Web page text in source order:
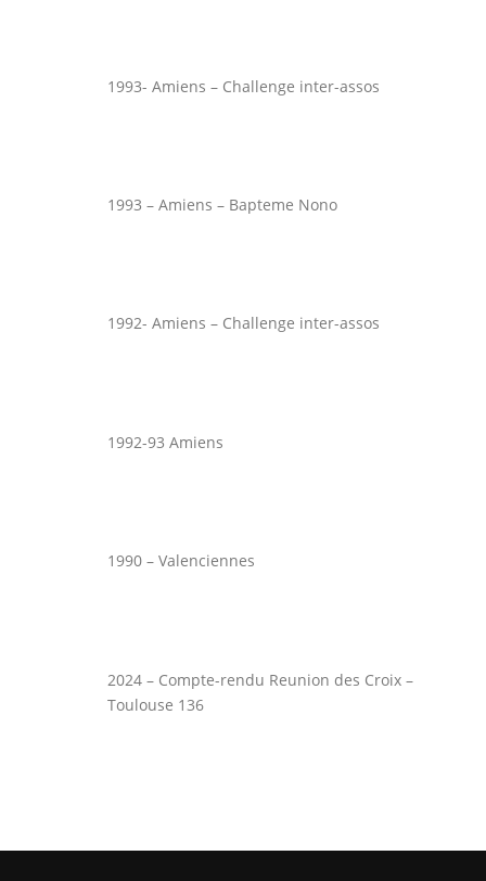
1993- Amiens – Challenge inter-assos
1993 – Amiens – Bapteme Nono
1992- Amiens – Challenge inter-assos
1992-93 Amiens
1990 – Valenciennes
2024 – Compte-rendu Reunion des Croix –
Toulouse 136